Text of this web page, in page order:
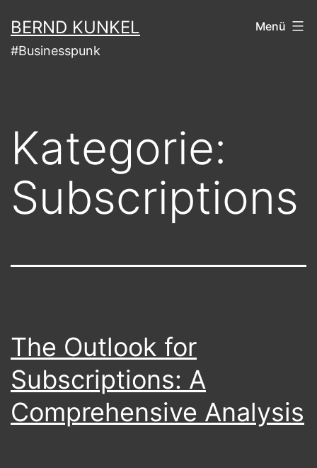
Inhalt
springen
BERND KUNKEL
#Businesspunk
Menü
Kategorie:
Subscriptions
The Outlook for
Subscriptions: A
Comprehensive Analysis